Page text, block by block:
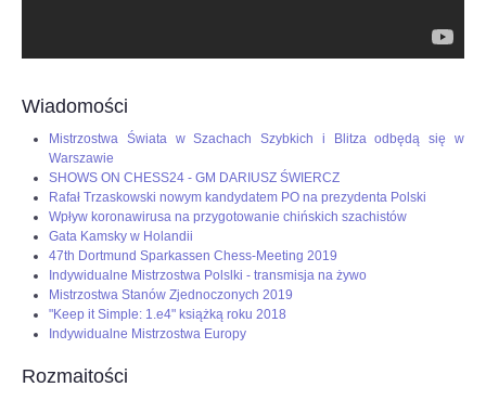
Wiadomości
Mistrzostwa Świata w Szachach Szybkich i Blitza odbędą się w
Warszawie
SHOWS ON CHESS24 - GM DARIUSZ ŚWIERCZ
Rafał Trzaskowski nowym kandydatem PO na prezydenta Polski
Wpływ koronawirusa na przygotowanie chińskich szachistów
Gata Kamsky w Holandii
47th Dortmund Sparkassen Chess-Meeting 2019
Indywidualne Mistrzostwa Polslki - transmisja na żywo
Mistrzostwa Stanów Zjednoczonych 2019
"Keep it Simple: 1.e4" książką roku 2018
Indywidualne Mistrzostwa Europy
Rozmaitości